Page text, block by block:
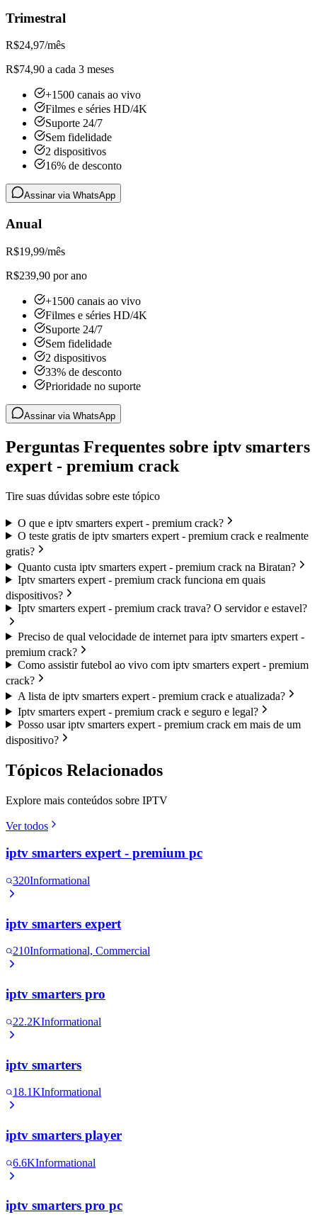
Trimestral
R$24,97/mês
R$74,90 a cada 3 meses
+1500 canais ao vivo
Filmes e séries HD/4K
Suporte 24/7
Sem fidelidade
2 dispositivos
16% de desconto
Assinar via WhatsApp
Anual
R$19,99/mês
R$239,90 por ano
+1500 canais ao vivo
Filmes e séries HD/4K
Suporte 24/7
Sem fidelidade
2 dispositivos
33% de desconto
Prioridade no suporte
Assinar via WhatsApp
Perguntas Frequentes sobre iptv smarters
expert - premium crack
Tire suas dúvidas sobre este tópico
O que e iptv smarters expert - premium crack?
O teste gratis de iptv smarters expert - premium crack e realmente
gratis?
Quanto custa iptv smarters expert - premium crack na Biratan?
Iptv smarters expert - premium crack funciona em quais
dispositivos?
Iptv smarters expert - premium crack trava? O servidor e estavel?
Preciso de qual velocidade de internet para iptv smarters expert -
premium crack?
Como assistir futebol ao vivo com iptv smarters expert - premium
crack?
A lista de iptv smarters expert - premium crack e atualizada?
Iptv smarters expert - premium crack e seguro e legal?
Posso usar iptv smarters expert - premium crack em mais de um
dispositivo?
Tópicos Relacionados
Explore mais conteúdos sobre IPTV
Ver todos
iptv smarters expert - premium pc
320Informational
iptv smarters expert
210Informational, Commercial
iptv smarters pro
22.2KInformational
iptv smarters
18.1KInformational
iptv smarters player
6.6KInformational
iptv smarters pro pc